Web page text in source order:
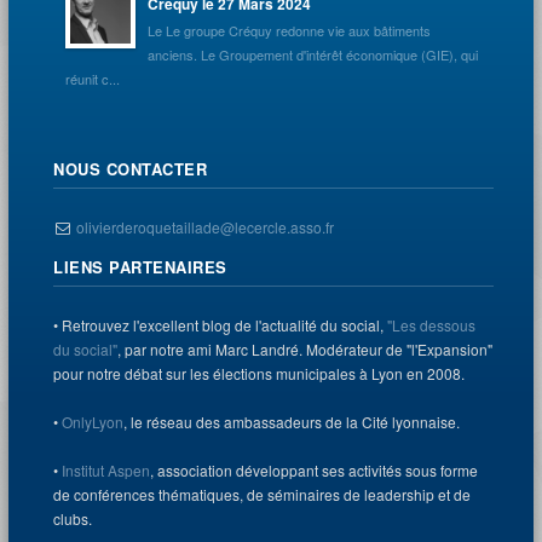
Le Le groupe Créquy redonne vie aux bâtiments
anciens. Le Groupement d'intérêt économique (GIE), qui
réunit c...
NOUS CONTACTER
olivierderoquetaillade@lecercle.asso.fr
LIENS PARTENAIRES
• Retrouvez l'excellent blog de l'actualité du social,"Les dessous
du social", par notre ami Marc Landré. Modérateur de "l'Expansion"
pour notre débat sur les élections municipales à Lyon en 2008.
•OnlyLyon, le réseau des ambassadeurs de la Cité lyonnaise.
• Institut Aspen, association développant ses activités sous forme
de conférences thématiques, de séminaires de leadership et de
clubs.